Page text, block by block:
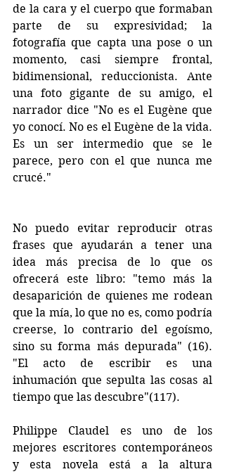
de la cara y el cuerpo que formaban
parte de su expresividad; la
fotografía que capta una pose o un
momento, casi siempre frontal,
bidimensional, reduccionista. Ante
una foto gigante de su amigo, el
narrador dice "No es el Eugène que
yo conocí. No es el Eugène de la vida.
Es un ser intermedio que se le
parece, pero con el que nunca me
crucé."
No puedo evitar reproducir otras
frases que ayudarán a tener una
idea más precisa de lo que os
ofrecerá este libro: "temo más la
desaparición de quienes me rodean
que la mía, lo que no es, como podría
creerse, lo contrario del egoísmo,
sino su forma más depurada" (16).
"El acto de escribir es una
inhumación que sepulta las cosas al
tiempo que las descubre"(117).
Philippe Claudel es uno de los
mejores escritores contemporáneos
y esta novela está a la altura